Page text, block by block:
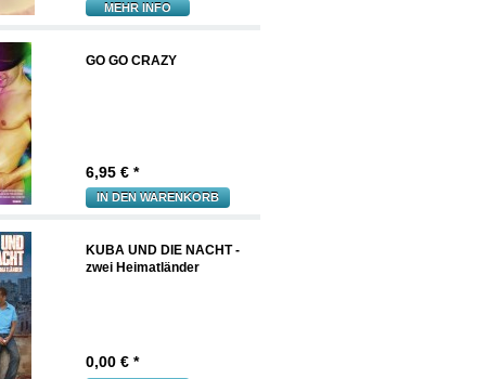
MEHR INFO
GO GO CRAZY
6,95 € *
IN DEN WARENKORB
KUBA UND DIE NACHT -
zwei Heimatländer
0,00 € *